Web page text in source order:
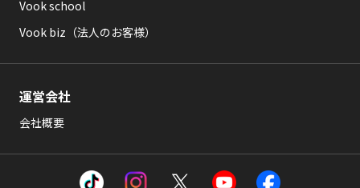
Vook school
Vook biz（法人のお客様）
運営会社
会社概要